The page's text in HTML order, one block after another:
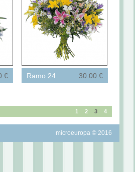
€ Ramo 24 30.00 €
1 2 3 4
microeuropa © 2016